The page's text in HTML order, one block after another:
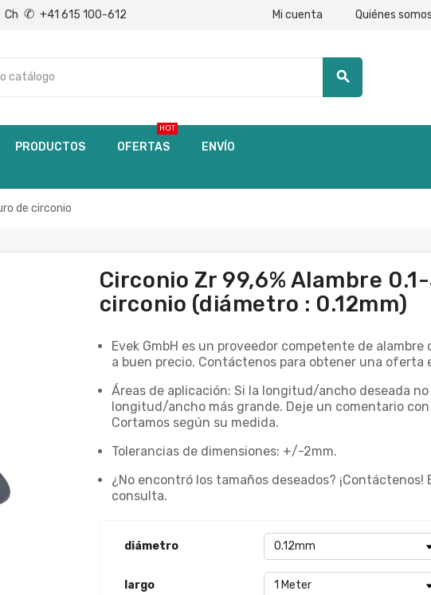
Ch ✆ +41 615 100-612 Mi cuenta Quiénes somos
search
PRODUCTOS OFERTAS
HOT
ENVÍO
de circonio
Circonio Zr 99,6% Alambre
circonio (diámetro : 0.12mm)
Evek GmbH es un proveedor competente de
a buen precio. Contáctenos para obtener una oferta
Áreas de aplicación: Si la longitud/ancho deseada
longitud/ancho más grande. Deje un comentario
Cortamos según su medida.
Tolerancias de dimensiones: +/-2mm.
¿No encontró los tamaños deseados?
consulta.
diámetro
largo